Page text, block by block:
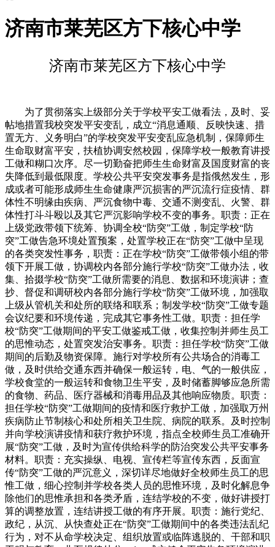
济南市莱芜区方下核心中学
济南市莱芜区方下核心中学
为了贯彻落实上级部分关于学校平安工做看法，及时、妥
帖地措置我校突发平安变乱，成立“消息通顺、反映快速、措
置无方、义务明白”的学校突发平安变乱应急机制，保障师生
生命取财富平安，扶植协调安然校园，保障学校一般教育讲授
工做和糊口次序。尽一切勤奋把师生生命财富及国度财富的丧
失降低到最低限度。学校公共平安突发事务是指俄然发生，形
成或者可能形成师生生命健康严沉损害的严沉流行症疫情、群
体性不明缘由疾病、严沉食物中毒、交通不测变乱、火警、群
体性打斗斗殴以及其它严沉影响学校不变的事务。职责：正在
上级党政带领下统筹、协调全校“防突”工做，制定学校“防
突”工做告急环境处置预案，处置学校正在“防突”工做中呈现
的各类突发性事务，职责：正在学校“防突”工做带领小组的带
领下开展工做，协调校内各部分施行学校“防突”工做办法，收
集、拾掇学校“防突”工做所需要的消息、数据和环境演讲；查
抄、督促和调研校内各部分施行学校“防突”工做环境，加强取
上级从管机关和处所的联络和联系；制发学校“防突”工做专题
会议纪要和环境传递，完成其它事务性工做。职责：担任学
校“防突”工做期间的平安工做鉴戒工做，收集控制并师生员工
的思惟动态，处置突发治安事务。职责：担任学校“防突”工做
期间的后勤及物资保障。施行对学校所有公共场合的消毒工
做，及时供给交通东西并确保一般运转，电、气的一般供应，
学校食堂的一般运转和食物卫生平安，及时储蓄脚够应急所需
的食物、药品、医疗器械和消毒用品及其他响应物质。职责：
担任学校“防突”工做期间的疫情和医疗救护工做，加强取万州
疾病防止节制核心和处所相关卫生院、病院的联系。及时控制
并向学校演讲疫情和获疗救护环境，指点全校师生员工准确开
展“防突”工做，及时为宣传供给科学的防治突发公共平安事务
材料。职责：充实操纵、电视、宣传栏等宣传东西，反面宣
传“防突”工做的严沉意义，深切详尽地做好全校师生员工的思
惟工做，细心控制并学校各类人员的思惟环境，及时化解息争
除他们的思惟承担和各类矛盾，连结学校的不变，做好讲授打
算的调整放置，连结讲授工做的有序开展。职责：施行党纪、
政纪，从沉、从快查处正在“防突”工做期间中的各类违法乱纪
行为，对不从命学校决定、组织放置或临阵逃脱的、干部和职